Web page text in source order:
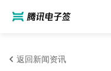
返回新闻资讯